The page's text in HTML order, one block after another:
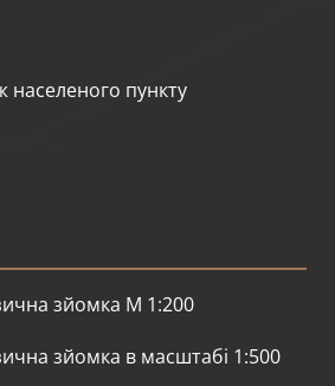
пункту
зйомка М 1:200
зйомка в масштабі 1:500